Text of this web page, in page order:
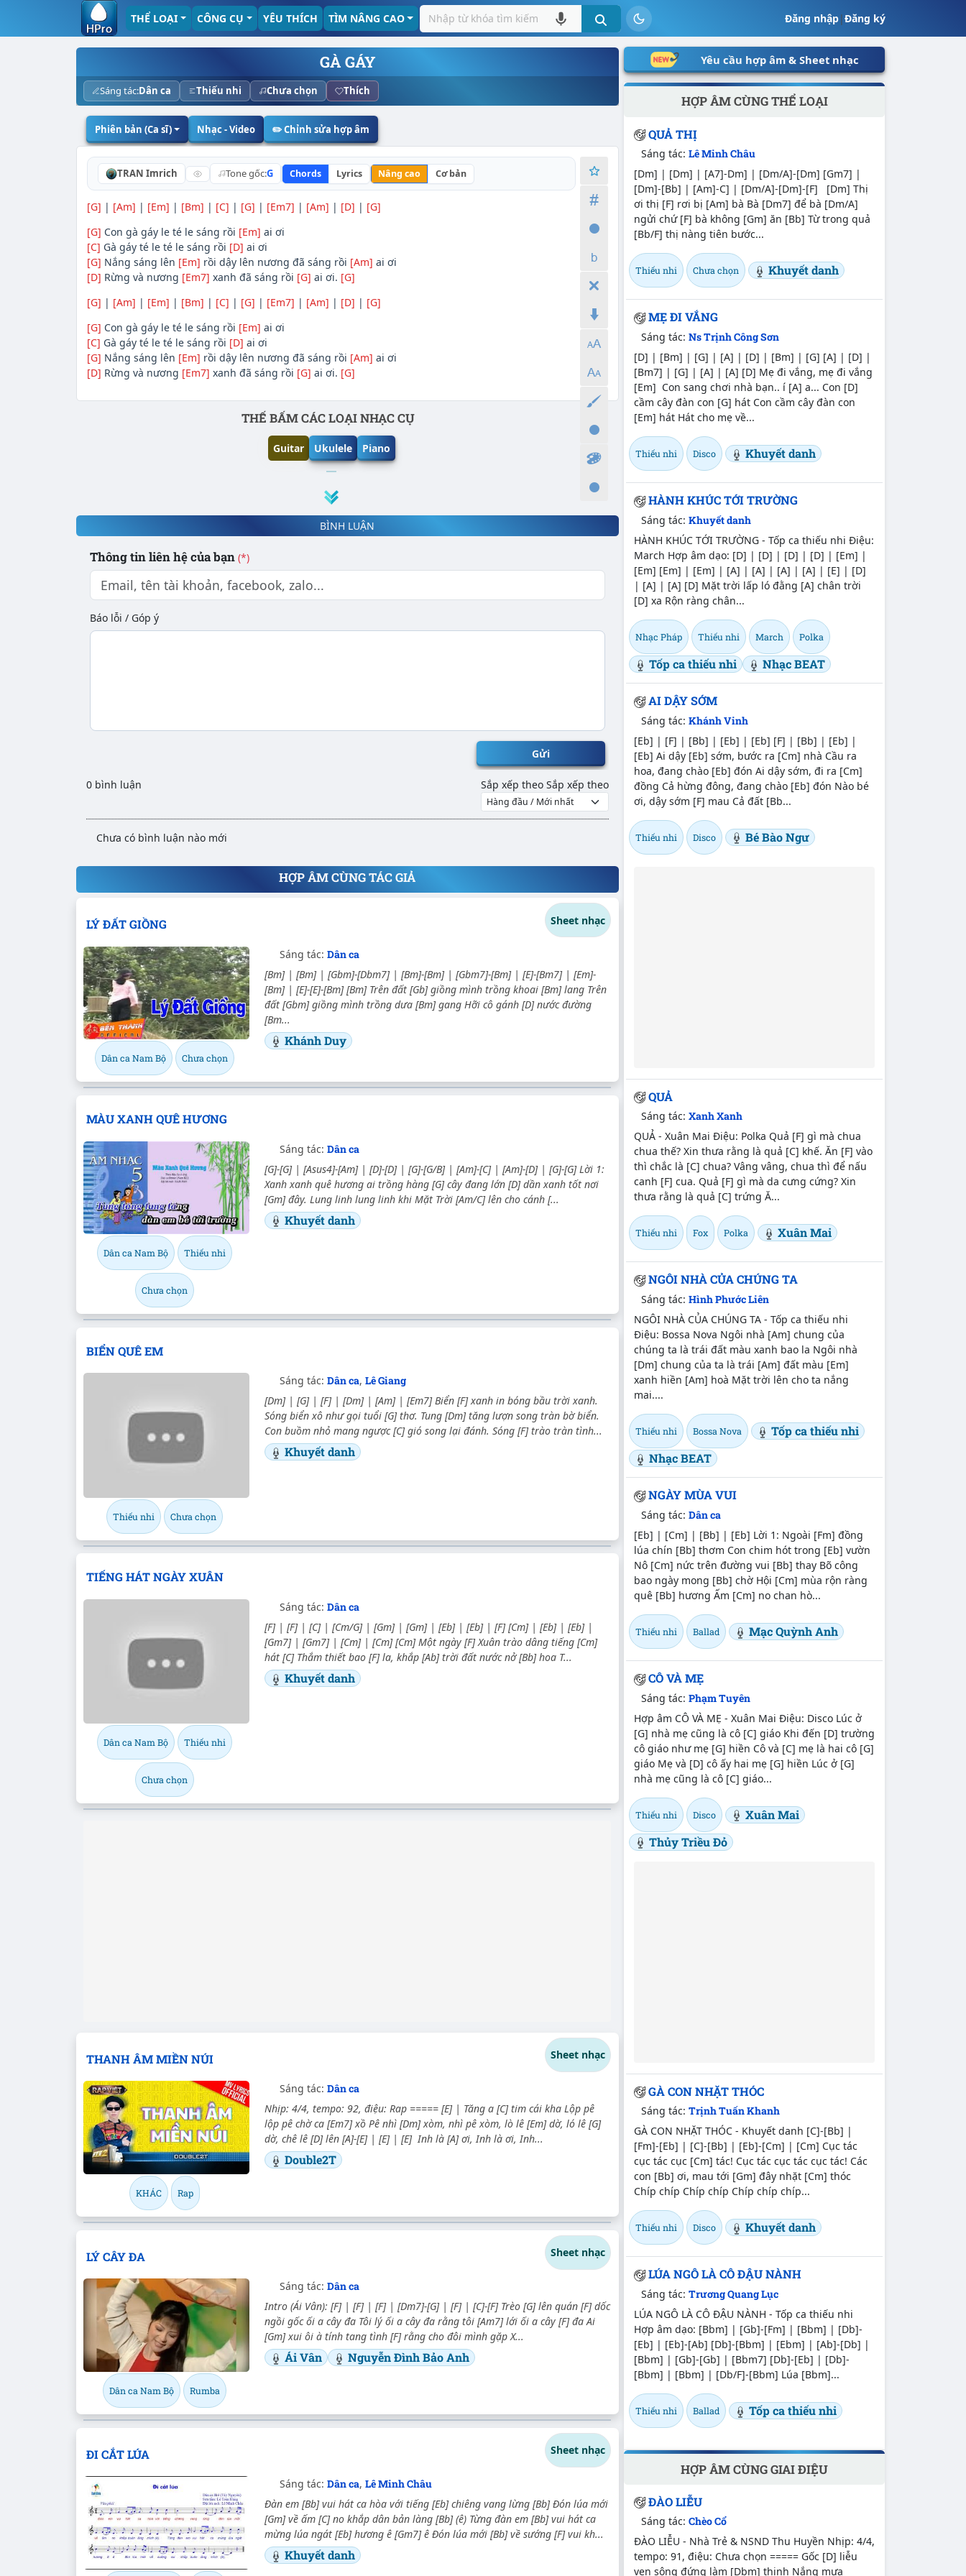
Đăng nhập|Đăng ký
THỂ LOẠI CÔNG CỤ YÊU THÍCH TÌM NÂNG CAO
GÀ GÁY
Sáng tác:Dân ca Thiếu nhi Chưa chọn Thích
Phiên bản (Ca sĩ) Nhạc - Video ✏️ Chỉnh sửa hợp âm
TRAN Imrich Tone gốc:G Chords Lyrics Nâng cao Cơ bản
[G] | [Am] | [Em] | [Bm] | [C] | [G] | [Em7] | [Am] | [D] | [G]
[G] Con gà gáy le té le sáng rồi [Em] ai ơi
[C] Gà gáy té le té le sáng rồi [D] ai ơi
[G] Nắng sáng lên [Em] rồi dậy lên nương đã sáng rồi [Am] ai ơi
[D] Rừng và nương [Em7] xanh đã sáng rồi [G] ai ơi. [G]
[G] | [Am] | [Em] | [Bm] | [C] | [G] | [Em7] | [Am] | [D] | [G]
[G] Con gà gáy le té le sáng rồi [Em] ai ơi
[C] Gà gáy té le té le sáng rồi [D] ai ơi
[G] Nắng sáng lên [Em] rồi dậy lên nương đã sáng rồi [Am] ai ơi
[D] Rừng và nương [Em7] xanh đã sáng rồi [G] ai ơi. [G]
THẾ BẤM CÁC LOẠI NHẠC CỤ
Guitar Ukulele Piano
BÌNH LUẬN
Thông tin liên hệ của bạn (*)
Báo lỗi / Góp ý
Gửi
0 bình luận Sắp xếp theo Sắp xếp theo
Chưa có bình luận nào mới
HỢP ÂM CÙNG TÁC GIẢ
LÝ ĐẤT GIỒNG Sheet nhạc
Dân ca Nam Bộ Chưa chọn
Sáng tác: Dân ca
[Bm] | [Bm] | [Gbm]-[Dbm7] | [Bm]-[Bm] | [Gbm7]-[Bm] | [E]-[Bm7] | [Em]-
[Bm] | [E]-[E]-[Bm] [Bm] Trên đất [Gb] giồng mình trồng khoai [Bm] lang Trên
đất [Gbm] giồng mình trồng dưa [Bm] gang Hỡi cô gánh [D] nước đường
[Bm...
Khánh Duy
MÀU XANH QUÊ HƯƠNG
Dân ca Nam Bộ Thiếu nhi
Chưa chọn
Sáng tác: Dân ca
[G]-[G] | [Asus4]-[Am] | [D]-[D] | [G]-[G/B] | [Am]-[C] | [Am]-[D] | [G]-[G] Lời 1:
Xanh xanh quê hương ai trồng hàng [G] cây đang lớn [D] dần xanh tốt nơi
[Gm] đây. Lung linh lung linh khi Mặt Trời [Am/C] lên cho cánh [...
Khuyết danh
BIỂN QUÊ EM
Thiếu nhi Chưa chọn
Sáng tác: Dân ca, Lê Giang
[Dm] | [G] | [F] | [Dm] | [Am] | [Em7] Biển [F] xanh in bóng bầu trời xanh.
Sóng biển xô như gọi tuổi [G] thơ. Tung [Dm] tăng lượn song tràn bờ biển.
Con buồm nhỏ mang ngược [C] gió song lại đánh. Sóng [F] trào tràn tình...
Khuyết danh
TIẾNG HÁT NGÀY XUÂN
Dân ca Nam Bộ Thiếu nhi
Chưa chọn
Sáng tác: Dân ca
[F] | [F] | [C] | [Cm/G] | [Gm] | [Gm] | [Eb] | [Eb] | [F] [Cm] | [Eb] | [Eb] |
[Gm7] | [Gm7] | [Cm] | [Cm] [Cm] Một ngày [F] Xuân trào dâng tiếng [Cm]
hát [C] Thắm thiết bao [F] la, khắp [Ab] trời đất nước nở [Bb] hoa T...
Khuyết danh
THANH ÂM MIỀN NÚI Sheet nhạc
KHÁC Rap
Sáng tác: Dân ca
Nhịp: 4/4, tempo: 92, điệu: Rap ===== [E] | Tăng a [C] tim cái kha Lộp pê
lộp pê chờ ca [Em7] xồ Pê nhì [Dm] xòm, nhì pê xòm, lò lê [Em] dờ, ló lê [G]
dờ, chê lê [D] lên [A]-[E] | [E] | [E] Inh là [A] ơi, Inh là ơi, Inh...
Double2T
LÝ CÂY ĐA Sheet nhạc
Dân ca Nam Bộ Rumba
Sáng tác: Dân ca
Intro (Ái Vân): [F] | [F] | [F] | [Dm7]-[G] | [F] | [C]-[F] Trèo [G] lên quán [F] dốc
ngồi gốc ối a cây đa Tôi lý ối a cây đa rằng tôi [Am7] lới ối a cây [F] đa Ai
[Gm] xui ôi à tính tang tình [F] rằng cho đôi mình gặp X...
Ái Vân Nguyễn Đình Bảo Anh
ĐI CẮT LÚA Sheet nhạc
Sáng tác: Dân ca, Lê Minh Châu
Đàn em [Bb] vui hát ca hòa với tiếng [Eb] chiêng vang lừng [Bb] Đón lúa mới
[Gm] về ấm [C] no khắp dân bản làng [Bb] (ê) Từng đàn em [Bb] vui hát ca
mừng lúa ngát [Eb] hương ê [Gm7] ê Đón lúa mới [Bb] về sướng [F] vui kh...
Khuyết danh
Yêu cầu hợp âm & Sheet nhạc
HỢP ÂM CÙNG THỂ LOẠI
QUẢ THỊ
Sáng tác:Lê Minh Châu
[Dm] | [Dm] | [A7]-Dm] | [Dm/A]-[Dm] [Gm7] |
[Dm]-[Bb] | [Am]-C] | [Dm/A]-[Dm]-[F] [Dm] Thị
ơi thị [F] rơi bị [Am] bà Bà [Dm7] để bà [Dm/A]
ngửi chứ [F] bà không [Gm] ăn [Bb] Từ trong quả
[Bb/F] thị nàng tiên bước...
Thiếu nhi Chưa chọn Khuyết danh
MẸ ĐI VẮNG
Sáng tác:Ns Trịnh Công Sơn
[D] | [Bm] | [G] | [A] | [D] | [Bm] | [G] [A] | [D] |
[Bm7] | [G] | [A] | [A] [D] Mẹ đi vắng, mẹ đi vắng
[Em] Con sang chơi nhà bạn.. í [A] a... Con [D]
cầm cây đàn con [G] hát Con cầm cây đàn con
[Em] hát Hát cho mẹ về...
Thiếu nhi Disco Khuyết danh
HÀNH KHÚC TỚI TRƯỜNG
Sáng tác:Khuyết danh
HÀNH KHÚC TỚI TRƯỜNG - Tốp ca thiếu nhi Điệu:
March Hợp âm dạo: [D] | [D] | [D] | [D] | [Em] |
[Em] [Em] | [Em] | [A] | [A] | [A] | [A] | [E] | [D]
| [A] | [A] [D] Mặt trời lấp ló đằng [A] chân trời
[D] xa Rộn ràng chân...
Nhạc Pháp Thiếu nhi March Polka
Tốp ca thiếu nhi Nhạc BEAT
AI DẬY SỚM
Sáng tác:Khánh Vinh
[Eb] | [F] | [Bb] | [Eb] | [Eb] [F] | [Bb] | [Eb] |
[Eb] Ai dậy [Eb] sớm, bước ra [Cm] nhà Cầu ra
hoa, đang chào [Eb] đón Ai dậy sớm, đi ra [Cm]
đồng Cả hừng đông, đang chào [Eb] đón Nào bé
ơi, dậy sớm [F] mau Cả đất [Bb...
Thiếu nhi Disco Bé Bào Ngư
QUẢ
Sáng tác:Xanh Xanh
QUẢ - Xuân Mai Điệu: Polka Quả [F] gì mà chua
chua thế? Xin thưa rằng là quả [C] khế. Ăn [F] vào
thì chắc là [C] chua? Vâng vâng, chua thì để nấu
canh [F] cua. Quả [F] gì mà da cưng cứng? Xin
thưa rằng là quả [C] trứng Ă...
Thiếu nhi Fox Polka Xuân Mai
NGÔI NHÀ CỦA CHÚNG TA
Sáng tác:Hình Phước Liên
NGÔI NHÀ CỦA CHÚNG TA - Tốp ca thiếu nhi
Điệu: Bossa Nova Ngôi nhà [Am] chung của
chúng ta là trái đất màu xanh bao la Ngôi nhà
[Dm] chung của ta là trái [Am] đất màu [Em]
xanh hiền [Am] hoà Mặt trời lên cho ta nắng
mai....
Thiếu nhi Bossa Nova
Tốp ca thiếu nhi
Nhạc BEAT
NGÀY MÙA VUI
Sáng tác:Dân ca
[Eb] | [Cm] | [Bb] | [Eb] Lời 1: Ngoài [Fm] đồng
lúa chín [Bb] thơm Con chim hót trong [Eb] vườn
Nô [Cm] nức trên đường vui [Bb] thay Bõ công
bao ngày mong [Bb] chờ Hội [Cm] mùa rộn ràng
quê [Bb] hương Ấm [Cm] no chan hò...
Thiếu nhi Ballad Mạc Quỳnh Anh
CÔ VÀ MẸ
Sáng tác:Phạm Tuyên
Hợp âm CÔ VÀ MẸ - Xuân Mai Điệu: Disco Lúc ở
[G] nhà mẹ cũng là cô [C] giáo Khi đến [D] trường
cô giáo như mẹ [G] hiền Cô và [C] mẹ là hai cô [G]
giáo Mẹ và [D] cô ấy hai mẹ [G] hiền Lúc ở [G]
nhà mẹ cũng là cô [C] giáo...
Thiếu nhi Disco
Xuân Mai
Thủy Triều Đỏ
GÀ CON NHẶT THÓC
Sáng tác:Trịnh Tuấn Khanh
GÀ CON NHẶT THÓC - Khuyết danh [C]-[Bb] |
[Fm]-[Eb] | [C]-[Bb] | [Eb]-[Cm] | [Cm] Cục tác
cục tác cục [Cm] tác! Cục tác cục tác cục tác! Các
con [Bb] ơi, mau tới [Gm] đây nhặt [Cm] thóc
Chíp chíp Chíp chíp Chíp chíp chíp...
Thiếu nhi Disco Khuyết danh
LÚA NGÔ LÀ CÔ ĐẬU NÀNH
Sáng tác:Trương Quang Lục
LÚA NGÔ LÀ CÔ ĐẬU NÀNH - Tốp ca thiếu nhi
Hợp âm dạo: [Bbm] | [Gb]-[Fm] | [Bbm] | [Db]-
[Eb] | [Eb]-[Ab] [Db]-[Bbm] | [Ebm] | [Ab]-[Db] |
[Bbm] | [Gb]-[Gb] | [Bbm7] [Db]-[Eb] | [Db]-
[Bbm] | [Bbm] | [Db/F]-[Bbm] Lúa [Bbm]...
Thiếu nhi Ballad Tốp ca thiếu nhi
HỢP ÂM CÙNG GIAI ĐIỆU
ĐÀO LIỄU
Sáng tác:Chèo Cổ
ĐÀO LIỄU - Nhà Trẻ & NSND Thu Huyền Nhịp: 4/4,
tempo: 91, điệu: Chưa chọn ===== Gốc [D] liễu
ven sông đứng làm [Dbm] thinh Nắng mưa